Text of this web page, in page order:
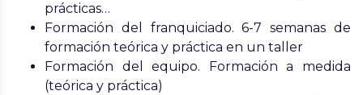
prácticas…
Formación del franquiciado. 6-7 semanas de
formación teórica y práctica en un taller
Formación del equipo. Formación a medida
(teórica y práctica)